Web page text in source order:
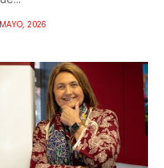
PREMIOS BILBAO
BALIOEN HIRIA:
JÓVENES POR LOS
DERECHOS